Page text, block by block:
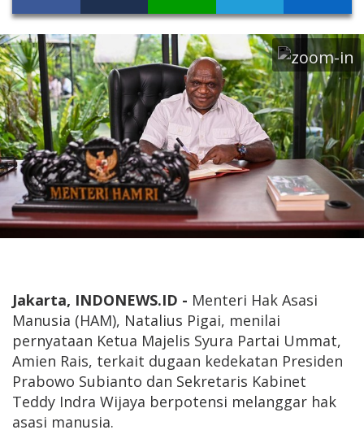
Jakarta, INDONEWS.ID - Menteri Hak Asasi
Manusia (HAM), Natalius Pigai, menilai
pernyataan Ketua Majelis Syura Partai Ummat,
Amien Rais, terkait dugaan kedekatan Presiden
Prabowo Subianto dan Sekretaris Kabinet
Teddy Indra Wijaya berpotensi melanggar hak
asasi manusia.